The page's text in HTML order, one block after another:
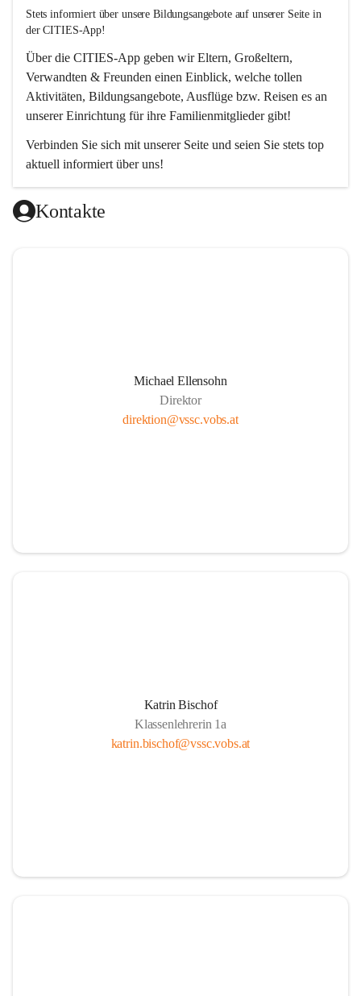
Stets informiert über unsere Bildungsangebote auf unserer Seite in
der CITIES-App!
Über die CITIES-App geben wir Eltern, Großeltern,
Verwandten & Freunden einen Einblick, welche tollen
Aktivitäten, Bildungsangebote, Ausflüge bzw. Reisen es an
unserer Einrichtung für ihre Familienmitglieder gibt!
Verbinden Sie sich mit unserer Seite und seien Sie stets top
aktuell informiert über uns!
Kontakte
Michael Ellensohn
Direktor
direktion@vssc.vobs.at
Katrin Bischof
Klassenlehrerin 1a
katrin.bischof@vssc.vobs.at